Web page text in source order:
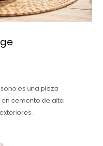
es una pieza
cemento de alta